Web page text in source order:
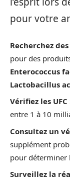
pour votre
Recherchez
pour des
Enterococcus
Lactobacillus
Vérifiez les UFC
entre 1 à 10
Consultez un
supplément
pour déterminer
Surveillez la